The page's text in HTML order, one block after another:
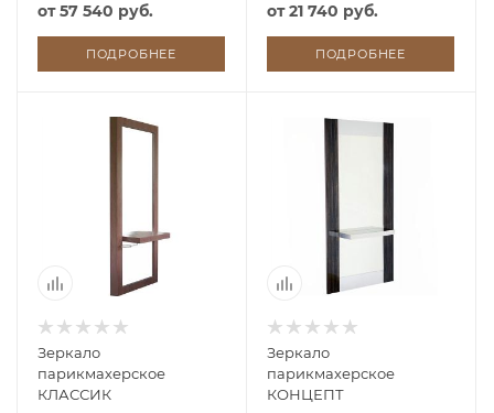
от57 540 руб.
ПОДРОБНЕЕ
от21 740 руб.
ПОДРОБНЕЕ
Зеркало
парикмахерское
КЛАССИК
Зеркало
парикмахерское
КОНЦЕПТ